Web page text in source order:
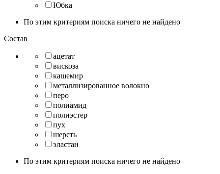
Юбка
По этим критериям поиска ничего не найдено
Состав
ацетат
вискоза
кашемир
металлизированное волокно
перо
полиамид
полиэстер
пух
шерсть
эластан
По этим критериям поиска ничего не найдено